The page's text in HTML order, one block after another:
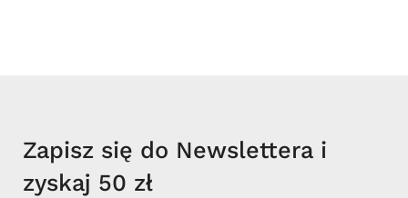
Zapisz się do Newslettera i
zyskaj 50 zł